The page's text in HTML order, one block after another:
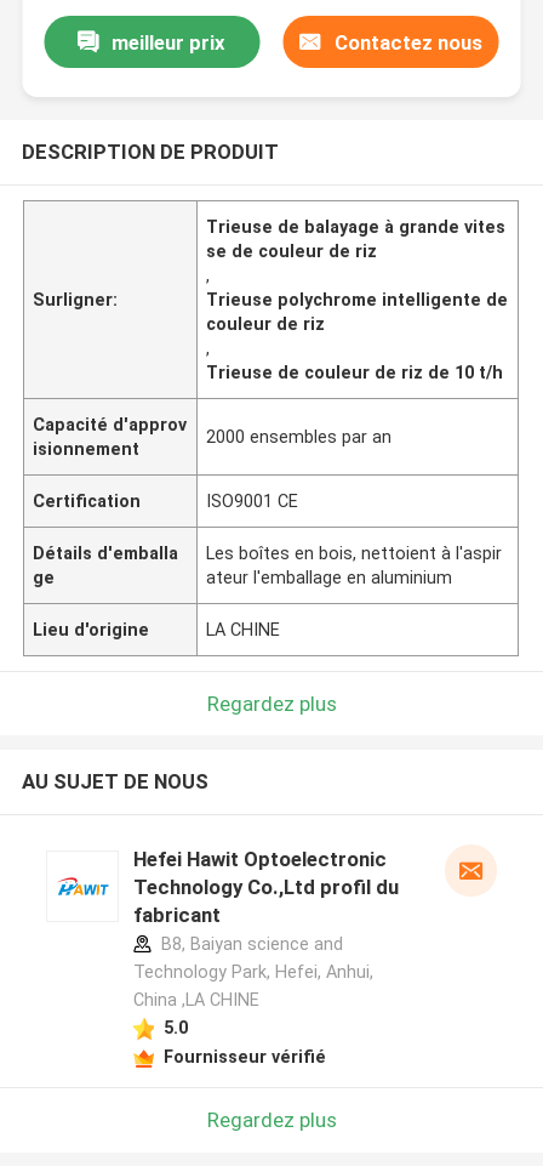
meilleur prix Contactez nous
DESCRIPTION DE PRODUIT
Surligner:
Trieuse de balayage à grande vites
se de couleur de riz
,
Trieuse polychrome intelligente de
couleur de riz
,
Trieuse de couleur de riz de 10 t/h
Capacité d'approv
isionnement
2000 ensembles par an
Certification ISO9001 CE
Détails d'emballa
ge
Les boîtes en bois, nettoient à l'aspir
ateur l'emballage en aluminium
Lieu d'origine LA CHINE
Regardez plus
AU SUJET DE NOUS
Hefei Hawit Optoelectronic
Technology Co.,Ltd profil du
fabricant
B8, Baiyan science and
Technology Park, Hefei, Anhui,
China ,LA CHINE
5.0
Fournisseur vérifié
Regardez plus